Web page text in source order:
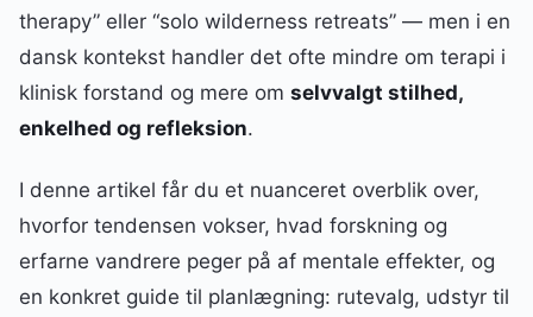
therapy” eller “solo wilderness retreats” — men i en
dansk kontekst handler det ofte mindre om terapi i
klinisk forstand og mere om selvvalgt stilhed,
enkelhed og refleksion.
I denne artikel får du et nuanceret overblik over,
hvorfor tendensen vokser, hvad forskning og
erfarne vandrere peger på af mentale effekter, og
en konkret guide til planlægning: rutevalg, udstyr til